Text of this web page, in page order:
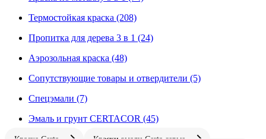
Термостойкая краска (208)
Пропитка для дерева 3 в 1 (24)
Аэрозольная краска (48)
Сопутствующие товары и отвердители (5)
Спецэмали (7)
Эмаль и грунт CERTACOR (45)